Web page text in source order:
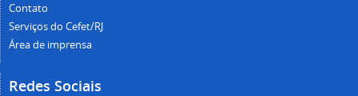
Contato
Serviços do Cefet/RJ
Área de imprensa
Redes Sociais